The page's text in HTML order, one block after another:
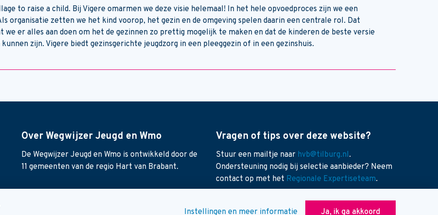
Instellingen en meer informatie Ja, ik ga akkoord
to raise a child. Bij Vigere omarmen we deze visie helemaal! In het hele opvoedproces zijn we een
organisatie zetten we het kind voorop, het gezin en de omgeving spelen daarin een centrale rol. Dat
we er alles aan doen om het de gezinnen zo prettig mogelijk te maken en dat de kinderen de beste versie
zijn. Vigere biedt gezinsgerichte jeugdzorg in een pleeggezin of in een gezinshuis.
Over Wegwijzer Jeugd en Wmo
De Wegwijzer Jeugd en Wmo is ontwikkeld door de
11 gemeenten van de regio Hart van Brabant.
Vragen of tips over deze website?
Stuur een mailtje naar hvb@tilburg.nl.
Ondersteuning nodig bij selectie aanbieder? Neem
contact op met het Regionale Expertiseteam.